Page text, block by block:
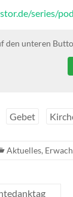
series/
den unteren
Gebet
Aktuelles,